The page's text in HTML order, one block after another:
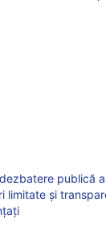
publică
limitate și